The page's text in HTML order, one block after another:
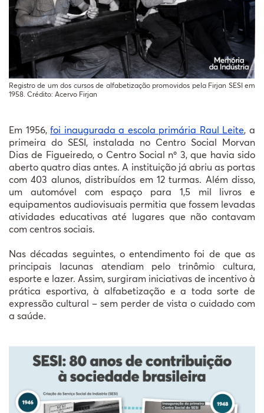
Registro de um dos cursos de alfabetização promovidos pela Firjan SESI em
1958. Crédito: Acervo Firjan
Em 1956,foi inaugurada a escola primária Raul Leite, a
primeira do SESI, instalada no Centro Social Morvan
Dias de Figueiredo, o Centro Social nº 3, que havia sido
aberto quatro dias antes. A instituição já abriu as portas
com 403 alunos, distribuídos em 12 turmas. Além disso,
um automóvel com espaço para 1,5 mil livros e
equipamentos audiovisuais permitia que fossem levadas
atividades educativas até lugares que não contavam
com centros sociais.
Nas décadas seguintes, o entendimento foi de que as
principais lacunas atendiam pelo trinômio cultura,
esporte e lazer. Assim, surgiram iniciativas de incentivo à
prática esportiva, à alfabetização e a toda sorte de
expressão cultural – sem perder de vista o cuidado com
a saúde.